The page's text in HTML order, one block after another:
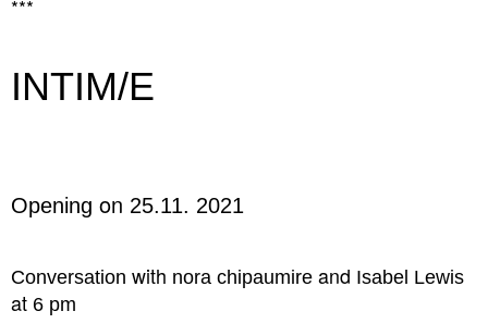
***
INTIM/E
Opening on 25.11. 2021
Conversation with nora chipaumire and Isabel Lewis
at 6 pm